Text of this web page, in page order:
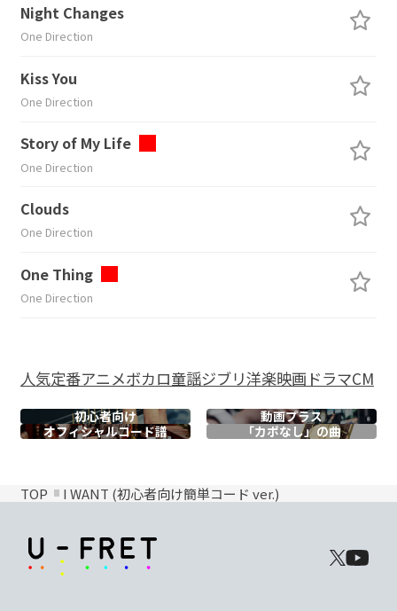
Night Changes
One Direction
Kiss You
One Direction
Story of My Life
One Direction
Clouds
One Direction
One Thing
One Direction
人気定番アニメボカロ童謡ジブリ洋楽映画ドラマCM
初心者向け
動画プラス
オフィシャルコード譜 「カポなし」の曲
TOP I WANT (初心者向け簡単コード ver.)